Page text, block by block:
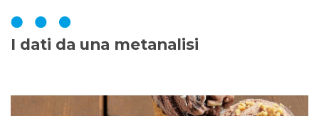
I dati da una metanalisi